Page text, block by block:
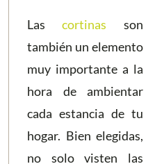
Las cortinas son
también un elemento
muy importante a la
hora de ambientar
cada estancia de tu
hogar. Bien elegidas,
no solo visten las